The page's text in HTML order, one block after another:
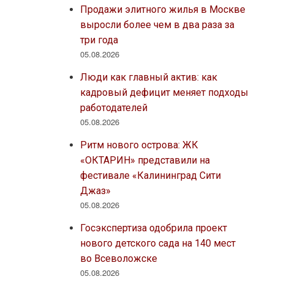
Продажи элитного жилья в Москве
выросли более чем в два раза за
три года
05.08.2026
Люди как главный актив: как
кадровый дефицит меняет подходы
работодателей
05.08.2026
Ритм нового острова: ЖК
«ОКТАРИН» представили на
фестивале «Калининград Сити
Джаз»
05.08.2026
Госэкспертиза одобрила проект
нового детского сада на 140 мест
во Всеволожске
05.08.2026